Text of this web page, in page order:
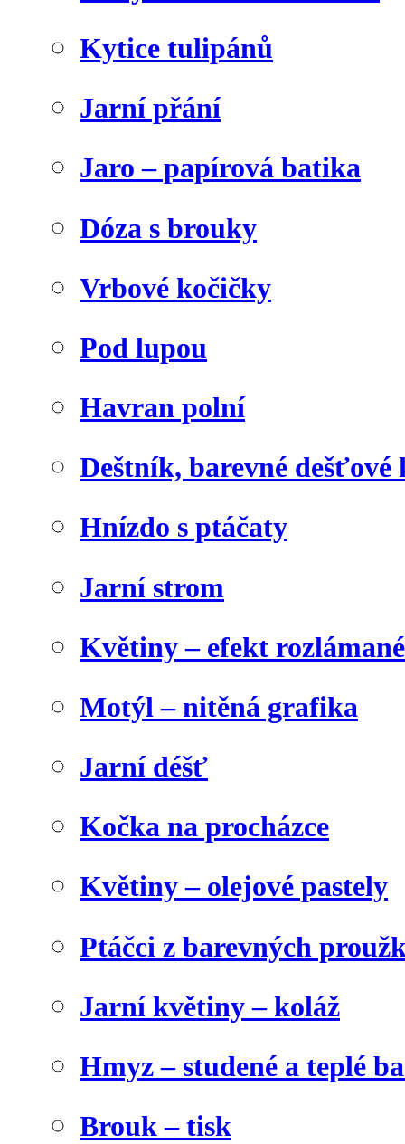
Kytice tulipánů
Jarní přání
Jaro – papírová batika
Dóza s brouky
Vrbové kočičky
Pod lupou
Havran polní
Deštník, barevné dešťové
Hnízdo s ptáčaty
Jarní strom
Květiny – efekt
Motýl – nitěná grafika
Jarní déšť
Kočka na procházce
Květiny – olejové pastely
Ptáčci z barevných
Jarní květiny – koláž
Hmyz – studené a teplé
Brouk – tisk